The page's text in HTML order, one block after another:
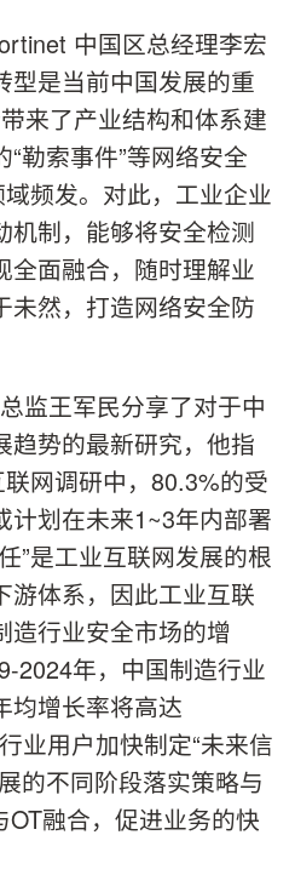
中国区总经理李宏
型是当前中国发展的重
来了产业结构和体系建
勒索事件”等网络安全
频发。对此，工业企业
机制，能够将安全检测
全面融合，随时理解业
未然，打造网络安全防
监王军民分享了对于中
趋势的最新研究，他指
网调研中，80.3%的受
计划在未来1~3年内部署
”是工业互联网发展的根
游体系，因此工业互联
造行业安全市场的增
2024年，中国制造行业
均增长率将高达
业用户加快制定“未来信
的不同阶段落实策略与
融合，促进业务的快